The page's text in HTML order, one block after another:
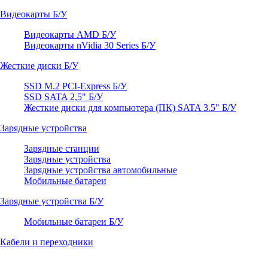
Видеокарты Б/У
Видеокарты AMD Б/У
Видеокарты nVidia 30 Series Б/У
Жесткие диски Б/У
SSD M.2 PCI-Express Б/У
SSD SATA 2,5" Б/У
Жесткие диски для компьютера (ПК) SATA 3.5" Б/У
Зарядные устройства
Зарядные станции
Зарядные устройства
Зарядные устройства автомобильные
Мобильные батареи
Зарядные устройства Б/У
Мобильные батареи Б/У
Кабели и переходники